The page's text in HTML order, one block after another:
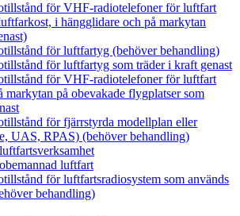
för VHF-radiotelefoner för luftfart
i hängglidare och på markytan
för luftfartyg (behöver behandling)
för luftfartyg som träder i kraft genast
för VHF-radiotelefoner för luftfart
markytan på obevakade flygplatser som
för fjärrstyrda modellplan eller
UAS, RPAS) (behöver behandling)
luftfart
för luftfartsradiosystem som används
behandling)